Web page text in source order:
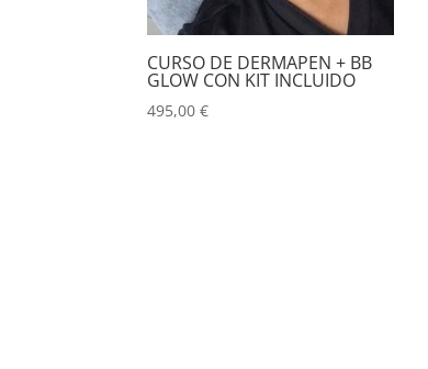
CURSO DE DERMAPEN + BB
GLOW CON KIT INCLUIDO
495,00€